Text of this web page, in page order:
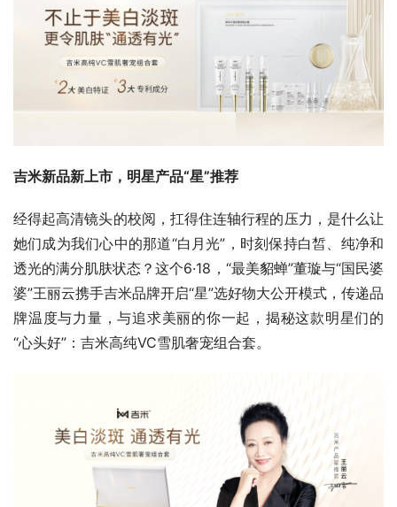
吉米新品新上市，明星产品“星”推荐
经得起高清镜头的校阅，扛得住连轴行程的压力，是什么让
她们成为我们心中的那道“白月光”，时刻保持白皙、纯净和
透光的满分肌肤状态？这个6·18，“最美貂蝉”董璇与“国民婆
婆”王丽云携手吉米品牌开启“星”选好物大公开模式，传递品
牌温度与力量，与追求美丽的你一起，揭秘这款明星们的
“心头好”：吉米高纯VC雪肌奢宠组合套。